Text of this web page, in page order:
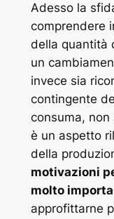
Adesso la
comprendere
della quantità
un
invece sia
contingente
consuma, non
è un aspetto
della
motivazioni
molto
approfittarne